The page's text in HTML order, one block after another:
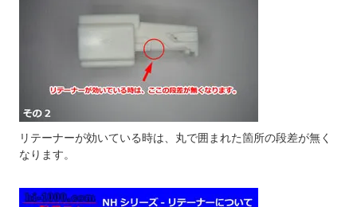
リテーナーが効いている時は、丸で囲まれた箇所の段差が無く
なります。